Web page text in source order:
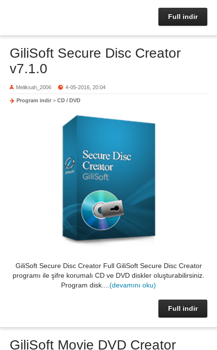
Full indir
GiliSoft Secure Disc Creator
v7.1.0
Meliksah_2006 4-05-2016, 20:04
Program indir > CD / DVD
GiliSoft Secure Disc Creator Full GiliSoft Secure Disc Creator
programı ile şifre korumalı CD ve DVD diskler oluşturabilirsiniz.
Program disk.... (devamını oku)
Full indir
GiliSoft Movie DVD Creator